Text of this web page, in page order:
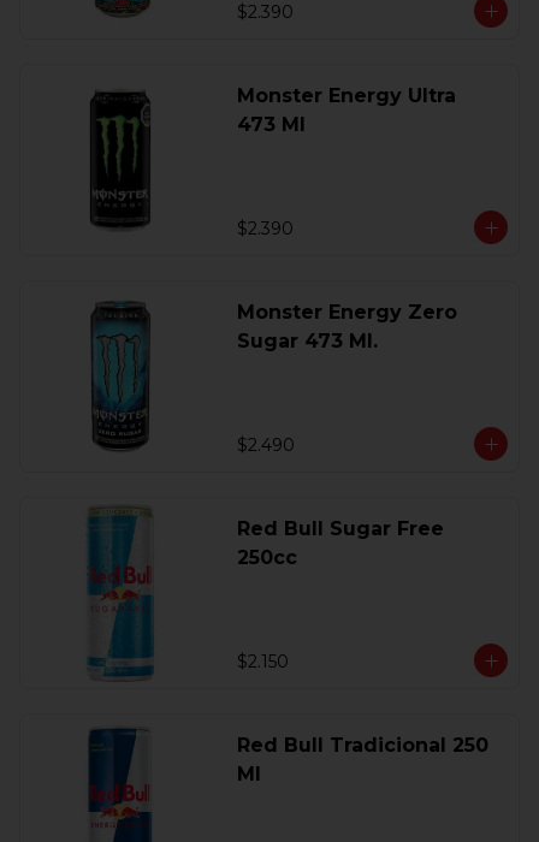
$2.390
Monster Energy Ultra
473 Ml
$2.390
Monster Energy Zero
Sugar 473 Ml.
$2.490
Red Bull Sugar Free
250cc
$2.150
Red Bull Tradicional 250
Ml